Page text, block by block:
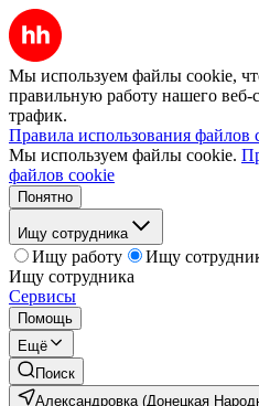
Мы используем файлы cookie,
правильную работу нашего веб-
трафик.
Правила использования файлов
Мы используем файлы cookie.
файлов cookie
Понятно
Ищу сотрудника
Ищу работу
Ищу
Ищу сотрудника
Сервисы
Помощь
Ещё
Поиск
Александровка (Донецкая